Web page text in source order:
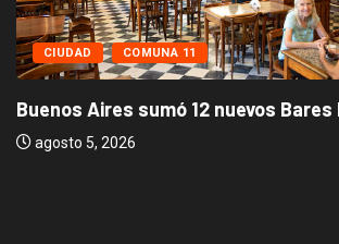
CIUDAD COMUNA 11
Buenos Aires sumó 12 nuevos
agosto 5, 2026